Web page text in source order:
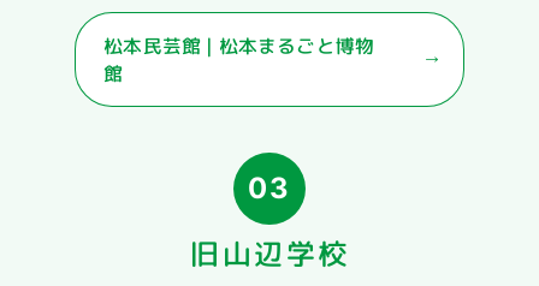
松本民芸館 | 松本まるごと博物
館
03
旧山辺学校